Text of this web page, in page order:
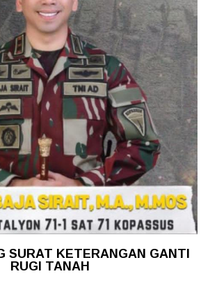
SURAT KETERANGAN GANTI
RUGI TANAH